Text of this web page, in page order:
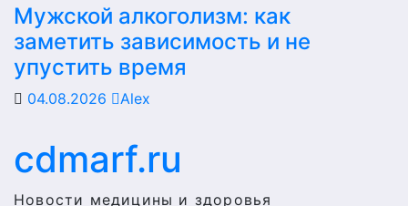
Мужской алкоголизм: как
заметить зависимость и не
упустить время
04.08.2026 Alex
cdmarf.ru
Новости медицины и здоровья